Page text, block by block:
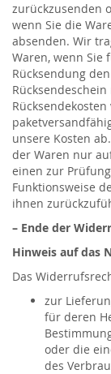
zurückzusenden
wenn Sie die
absenden. Wir
Waren, wenn Sie
Rücksendung
unsere Kosten
der Waren nur
einen zur
Funktionsweise
ihnen
– Ende der
Hinweis auf das
Das
zur
für deren
oder die
des